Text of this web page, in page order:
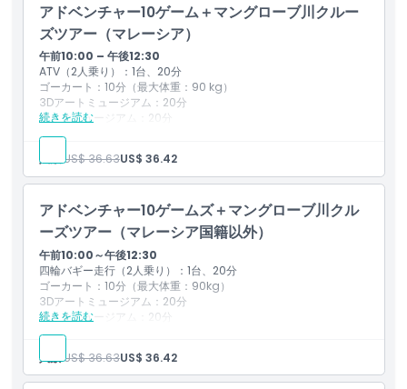
ワシの餌付け体験
アンダマン海の探索
浮き魚養殖場での魚への餌やり
[無料] ダングリ島での1時間シュノーケリング＆泳ぎ（器材提
供）
[無料] アンダマン海での1時間サンセットクルーズ
注意
状況に左右されます。
事前に知っておくべきこと
このアクティビティに参加するには、参加者は4歳以上である
必要があります。
オフロードツアー
ご注意事項
参加は12歳以上です
ATVアドベンチャーの参加年齢は12〜65歳です
ATVアドベンチャーの最大体重は150kgです
アドベンチャー10ゲーム＋マングローブ川クルー
ズツアー（マレーシア）
午前10:00 – 午後12:30
ATV（2人乗り）：1台、20分
ゴーカート：10分（最大体重：90 kg）
3Dアートミュージアム：20分
逆さまミュージアム：20分
お化け屋敷：10分
ペイントボール（射的）：20発
アーチェリー（射的）：10本
午後1:30 – 午後2:45
昼食
午後3:00 – 午後7:00（マングローブ川クルーズ＋シュノーケリン
グ＋サンセット観賞、基本シェア、4時間）
ダングリ島でのシュノーケリングと遊泳（器材提供あり）
アンダマン海の夕日を観賞
コウモリ洞窟を訪問
ワニ洞窟を訪問
ワシの餌やり
アンダマン海を探索
浮き養殖場での魚の餌やり
続きを読む
人数: US$ 36.63US$ 36.42
アドベンチャー10ゲームズ＋マングローブ川クル
ーズツアー（マレーシア国籍以外）
午前10:00～午後12:30
四輪バギー走行（2人乗り）：1台、20分
ゴーカート：10分（最大体重：90kg）
3Dアートミュージアム：20分
逆さまミュージアム：20分
お化け屋敷：10分
ペイントボール（射的）：20発
アーチェリー（射的）：10本
続きを読む
人数:US$ 36.63US$ 36.42